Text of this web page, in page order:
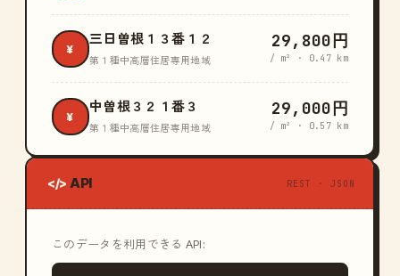
¥
三日曽根１３番１２
第１種中高層住居専用地域
29,800円
/ m² · 0.47 km
¥
中曽根３２１番３
第１種中高層住居専用地域
29,000円
/ m² · 0.57 km
</> API REST · JSON
このデータを利用できる API: